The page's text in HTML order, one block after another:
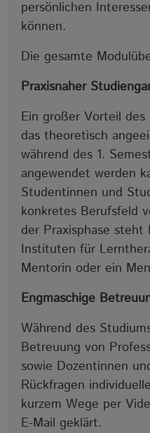
persönlichen
können.
Die gesamte
Praxisnaher
Ein großer Vorteil des
das theoretisch
während des 1.
angewendet werden
Studentinnen und
konkretes Berufsfeld
der Praxisphase
Instituten für
Mentorin oder ein
Engmaschige
Während des
Betreuung von
sowie Dozentinnen
Rückfragen
kurzem Wege per
E-Mail geklärt.